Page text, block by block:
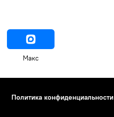
Макс
Политика конфиденциальности